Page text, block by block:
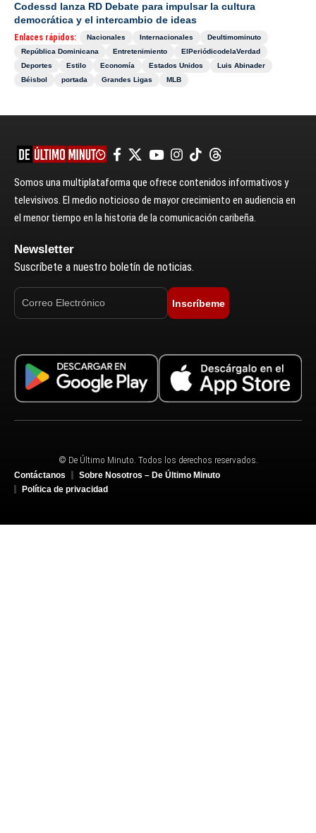
Codessd lanza RD Debate para impulsar la cultura
democrática y el intercambio de ideas
Enlaces rápidos: Nacionales Internacionales
Deultimominuto
República Dominicana
Entretenimiento
ElPeriódicodelaVerdad
Deportes
Estilo Economía Estados Unidos
Luis Abinader
Béisbol
portada Grandes Ligas MLB
Somos una multiplataforma que ofrece contenidos informativos y
televisivos. El medio noticioso de mayor crecimiento en audiencia en
el menor tiempo en la historia de la comunicación caribeña.
Newsletter
Suscríbete a nuestro boletín de noticias.
Inscríbeme
© De Último Minuto. Todos los derechos reservados.
Contáctanos
Sobre Nosotros – De Último Minuto
Política de privacidad